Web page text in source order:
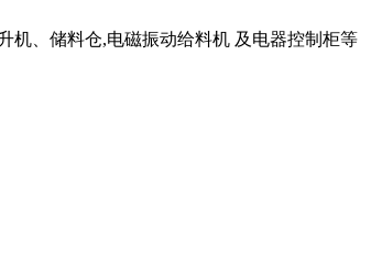
机、储料仓,电磁振动给料机 及电器控制柜等